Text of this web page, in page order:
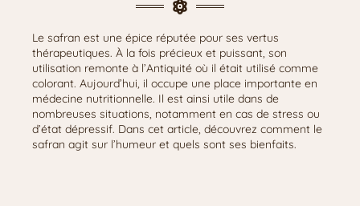
Le safran est une épice réputée pour ses vertus
thérapeutiques. À la fois précieux et puissant, son
utilisation remonte à l’Antiquité où il était utilisé comme
colorant. Aujourd’hui, il occupe une place importante en
médecine nutritionnelle. Il est ainsi utile dans de
nombreuses situations, notamment en cas de stress ou
d’état dépressif. Dans cet article, découvrez comment le
safran agit sur l’humeur et quels sont ses bienfaits.